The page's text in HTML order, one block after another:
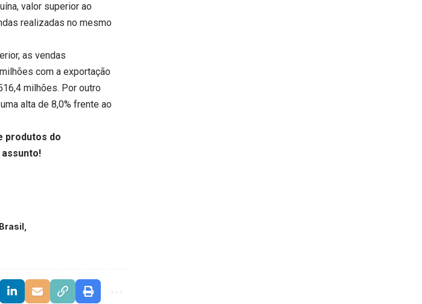
valor superior ao
realizadas no mesmo
as vendas
com a exportação
milhões. Por outro
alta de 8,0% frente ao
produtos do
assunto!